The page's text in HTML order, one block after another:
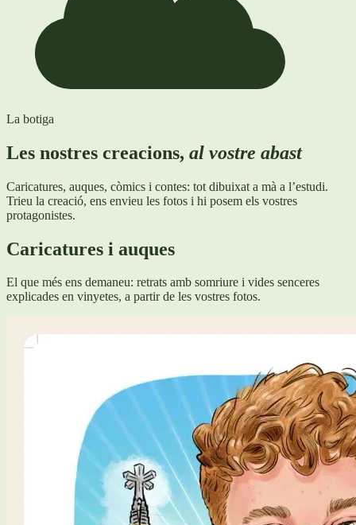
La botiga
Les nostres creacions, al vostre abast
Caricatures, auques, còmics i contes: tot dibuixat a mà a l’estudi.
Trieu la creació, ens envieu les fotos i hi posem els vostres
protagonistes.
Caricatures i auques
El que més ens demaneu: retrats amb somriure i vides senceres
explicades en vinyetes, a partir de les vostres fotos.